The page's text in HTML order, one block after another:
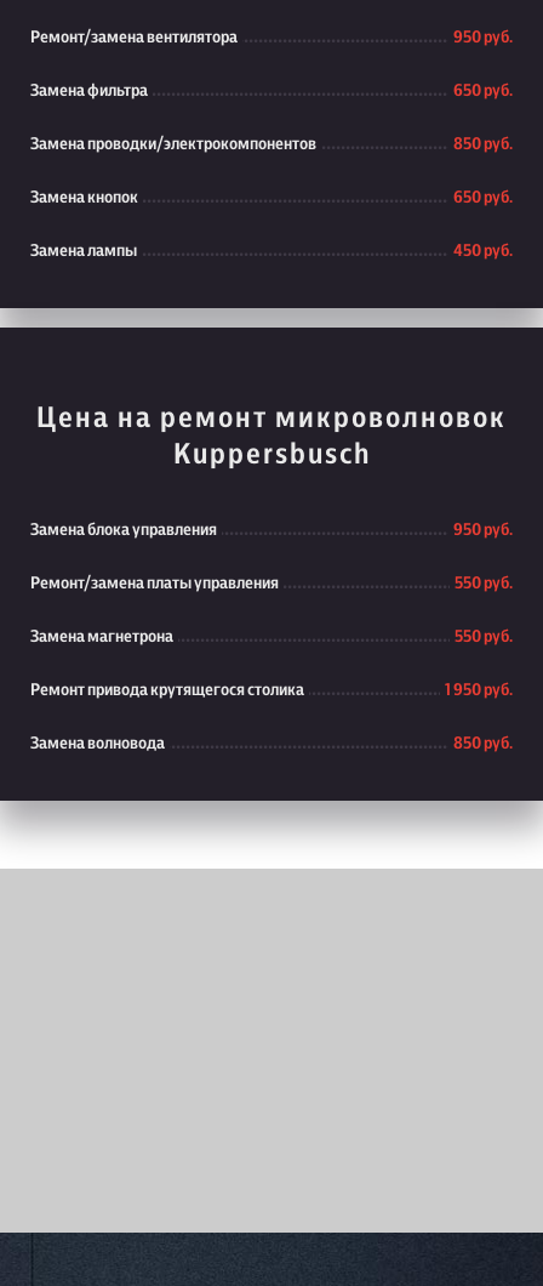
Ремонт/замена вентилятора 950 руб.
Замена фильтра 650 руб.
Замена проводки/электрокомпонентов 850 руб.
Замена кнопок 650 руб.
Замена лампы 450 руб.
Цена на ремонт микроволновок
Kuppersbusch
Замена блока управления 950 руб.
Ремонт/замена платы управления 550 руб.
Замена магнетрона 550 руб.
Ремонт привода крутящегося столика 1 950 руб.
Замена волновода 850 руб.